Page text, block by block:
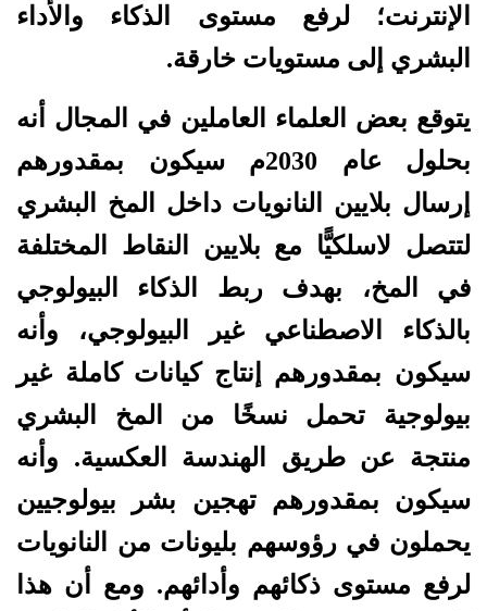
الإنترنت؛ لرفع مستوى الذكاء والأداء
البشري إلى مستويات خارقة.
يتوقع بعض العلماء العاملين في المجال أنه
بحلول عام 2030م سيكون بمقدورهم
إرسال بلايين النانويات داخل المخ البشري
لتتصل لاسلكيًّا مع بلايين النقاط المختلفة
في المخ، بهدف ربط الذكاء البيولوجي
بالذكاء الاصطناعي غير البيولوجي، وأنه
سيكون بمقدورهم إنتاج كيانات كاملة غير
بيولوجية تحمل نسخًا من المخ البشري
منتجة عن طريق الهندسة العكسية. وأنه
سيكون بمقدورهم تهجين بشر بيولوجيين
يحملون في رؤوسهم بليونات من النانويات
لرفع مستوى ذكائهم وأدائهم. ومع أن هذا